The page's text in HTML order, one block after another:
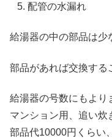
配管の水漏れ
給湯器の中の部品は少
部品があれば交換する
給湯器の号数にもより
マンション用、追い炊
部品代10000円くらい